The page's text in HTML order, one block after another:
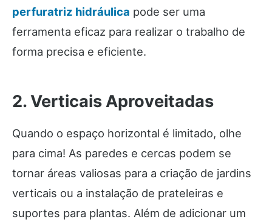
perfuratriz hidráulica pode ser uma
ferramenta eficaz para realizar o trabalho de
forma precisa e eficiente.
2. Verticais Aproveitadas
Quando o espaço horizontal é limitado, olhe
para cima! As paredes e cercas podem se
tornar áreas valiosas para a criação de jardins
verticais ou a instalação de prateleiras e
suportes para plantas. Além de adicionar um